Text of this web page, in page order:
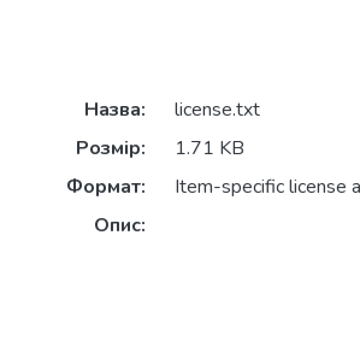
Назва:
license.txt
Розмір:
1.71 KB
Формат:
Item-specific license
Опис: